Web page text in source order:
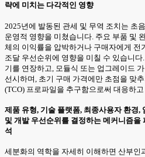
략에 미치는 다각적인 영향
2025년에 발동된 관세 및 무역 조치는 초
운영적 영향을 미쳤습니다. 주요 부품 및
체의 이익률을 압박하거나 구매자에게 전
조달 우선순위에 영향을 미칠 수 있습니
기를 연장하고, 모듈식 또는 업그레이드
선시하며, 초기 구매 가격에만 초점을 맞
(TCO) 프로파일을 추구함으로써 대응하고
제품 유형, 기술 플랫폼, 최종사용자 환경,
및 개발 우선순위를 결정하는 메커니즘을
석
세분화의 역학을 자세히 이해하면 산부인